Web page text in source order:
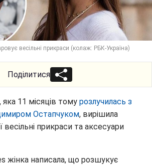
весільні прикраси (колаж: РБК-Україна)
Поділитися
11 місяців тому розлучилась з
Остапчуком, вирішила
весільні прикраси та аксесуари
жінка написала, що розшукує